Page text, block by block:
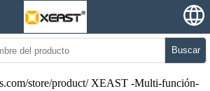
Buscar
store/product/ XEAST -Multi-función-